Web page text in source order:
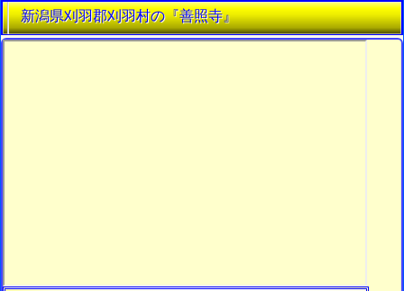
新潟県刈羽郡刈羽村の『善照寺』